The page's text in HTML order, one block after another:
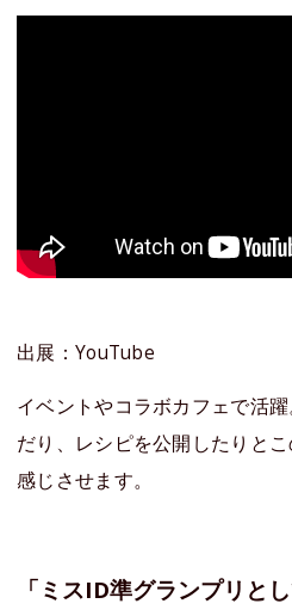
出展：YouTube
イベントやコラボカフェで活
だり、レシピを公開したりと
感じさせます。
「ミスID準グランプリと